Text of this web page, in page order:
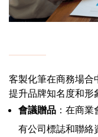
客製化筆在商務場合
提升品牌知名度和形
會議贈品 ：在商
有公司標誌和聯絡